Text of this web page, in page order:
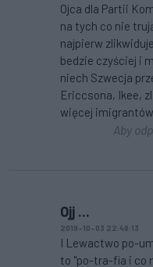
Ojca dla Partii
na tych co nie
najpierw
bedzie czyściej i
niech Szwecja
Ericcsona, Ikee,
więcej
Aby
Ojj ...
2019-10-03 22:48:13
I Lewactwo po-
to "po-tra-fia i co